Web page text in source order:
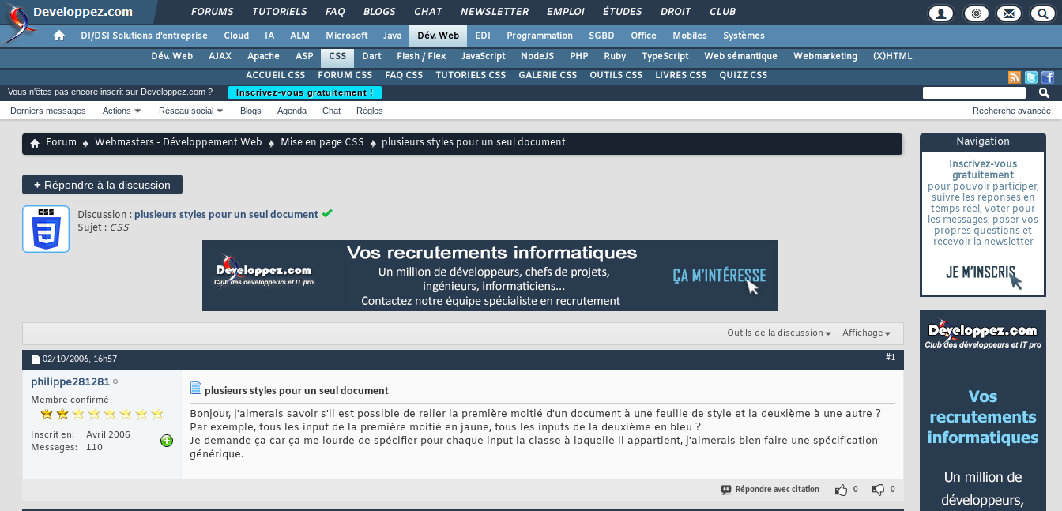
FORUMS TUTORIELS FAQ BLOGS CHAT NEWSLETTER EMPLOI ÉTUDES DROIT CLUB
DI/DSI Solutions d'entreprise Cloud IA ALM Microsoft Java Dév. Web EDI Programmation SGBD Office Mobiles
Systèmes
Dév. Web
AJAX Apache ASP CSS Dart Flash / Flex JavaScript NodeJS PHP Ruby TypeScript Web sémantique Webmarketing
(X)HTML
ACCUEIL CSS
FORUM CSS FAQ CSS TUTORIELS CSS GALERIE CSS OUTILS CSS LIVRES CSS QUIZZ CSS
Navigation
Inscrivez-vous
gratuitement
pour pouvoir participer,
suivre les réponses en
temps réel, voter pour
les messages, poser vos
propres questions et
recevoir la newsletter
Vous n'êtes pas encore inscrit sur Developpez.com ?
Inscrivez-vous gratuitement !
Derniers messages
Actions Réseau social Blogs Agenda Chat Règles Recherche avancée
Forum Webmasters - Développement Web Mise en page CSS plusieurs styles pour un seul document
+ Répondre à la discussion
Discussion : plusieurs styles pour un seul document
Sujet : CSS
Outils de la discussion Affichage
02/10/2006, 16h57 #1
philippe281281
Membre confirmé
Inscrit en
Avril 2006
Messages
110
plusieurs styles pour un seul document
Bonjour, j'aimerais savoir s'il est possible de relier la première moitié d'un document à une feuille de style et la deuxième à une autre ?
Par exemple, tous les input de la première moitié en jaune, tous les inputs de la deuxième en bleu ?
Je demande ça car ça me lourde de spécifier pour chaque input la classe à laquelle il appartient, j'aimerais bien faire une spécification
générique.
Répondre avec citation 0 0